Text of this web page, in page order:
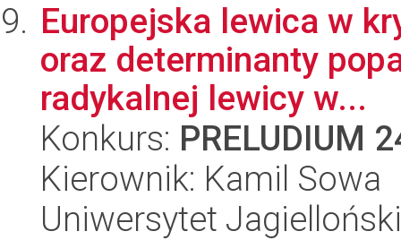
Europejska lewica w
oraz determinanty
radykalnej lewicy w...
Konkurs: PRELUDIUM
Kierownik: Kamil Sowa
Uniwersytet Jagielloński